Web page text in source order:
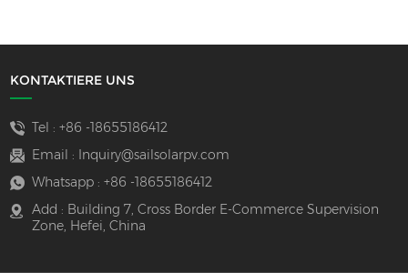
KONTAKTIERE UNS
Tel : +86 -18655186412
Email :
Inquiry@sailsolarpv.com
Whatsapp : +86 -18655186412
Add : Building 7, Cross Border E-Commerce Supervision
Zone, Hefei, China